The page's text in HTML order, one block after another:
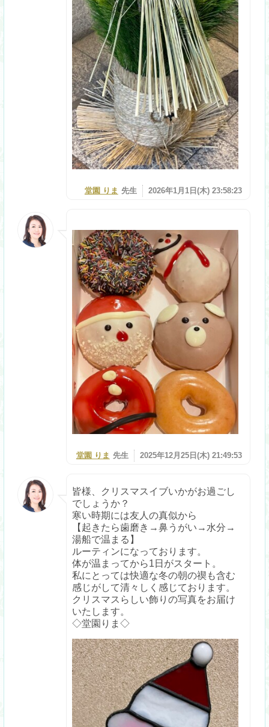
堂園 りま 先生 2026年1月1日(木) 23:58:23
堂園 りま 先生 2025年12月25日(木) 21:49:53
皆様、クリスマスイブいかがお過ごし
でしょうか？
寒い時期には友人の真似から
【起きたら歯磨き→鼻うがい→水分→
湯船で温まる】
ルーティンになっております。
体が温まってから1日がスタート。
私にとっては快適な冬の朝の禊も含む
感じがして清々しく感じております。
クリスマスらしい飾りの写真をお届け
いたします。
◇堂園りま◇